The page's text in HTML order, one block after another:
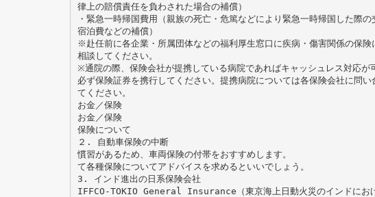
律上の賠償責任を負わされた場合の補償）
・緊急一時帰国費用（親族の死亡・危篤などにより緊急一時帰国した際の
宿泊費などの補償）
※赴任前に各企業・所属団体などの福利厚生窓口に疾病・傷害関係の保険
相談してください。
※通院の際、保険会社が提携している病院であればキャッシュレス対応が
必ず保険証券を携行してください。提携病院については各保険会社に問い
てください。
お金／保険
お金／保険
保険について
２. 自動車保険の中断
慣習があるため、車両保険の付帯をおすすめします。
て各種保険についてアドバイスを求めるといいでしょう。
3. インド進出の日系保険会社
IFFCO-TOKIO General Insurance（東京海上日動火災のインドにおけ